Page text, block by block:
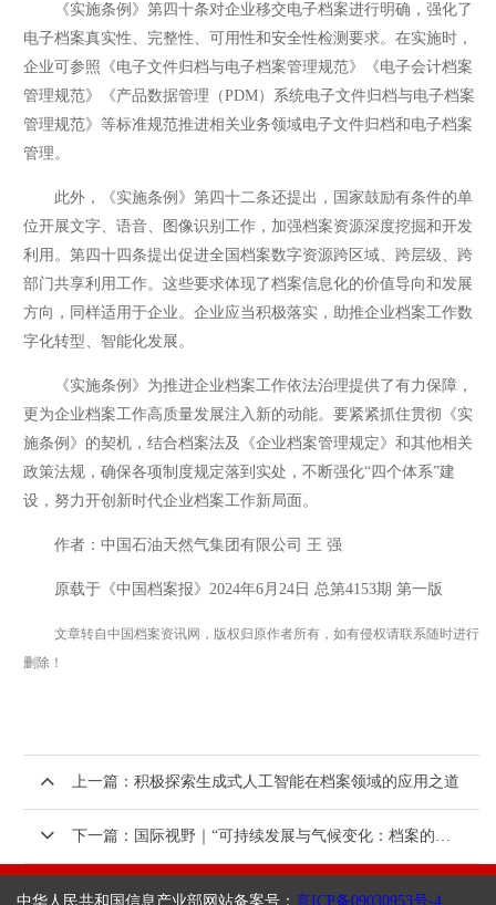
《实施条例》第四十条对企业移交电子档案进行明确，强化了
电子档案真实性、完整性、可用性和安全性检测要求。在实施时，
企业可参照《电子文件归档与电子档案管理规范》《电子会计档案
管理规范》《产品数据管理（PDM）系统电子文件归档与电子档案
管理规范》等标准规范推进相关业务领域电子文件归档和电子档案
管理。
此外，《实施条例》第四十二条还提出，国家鼓励有条件的单
位开展文字、语音、图像识别工作，加强档案资源深度挖掘和开发
利用。第四十四条提出促进全国档案数字资源跨区域、跨层级、跨
部门共享利用工作。这些要求体现了档案信息化的价值导向和发展
方向，同样适用于企业。企业应当积极落实，助推企业档案工作数
字化转型、智能化发展。
《实施条例》为推进企业档案工作依法治理提供了有力保障，
更为企业档案工作高质量发展注入新的动能。要紧紧抓住贯彻《实
施条例》的契机，结合档案法及《企业档案管理规定》和其他相关
政策法规，确保各项制度规定落到实处，不断强化“四个体系”建
设，努力开创新时代企业档案工作新局面。
作者：中国石油天然气集团有限公司 王 强
原载于《中国档案报》2024年6月24日 总第4153期 第一版
文章转自中国档案资讯网，版权归原作者所有，如有侵权请联系随时进行
删除！
上一篇：积极探索生成式人工智能在档案领域的应用之道
下一篇：国际视野｜“可持续发展与气候变化：档案的演变作用与进程”国际专刊征稿！
中华人民共和国信息产业部网站备案号： 京ICP备09030953号-4